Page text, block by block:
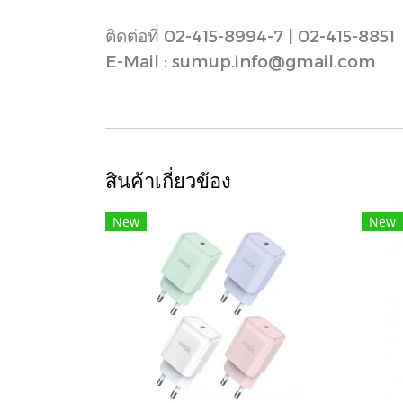
ติดต่อที่ 02-415-8994-7 | 02-415-8851
E-Mail : sumup.info@gmail.com
สินค้าเกี่ยวข้อง
New New